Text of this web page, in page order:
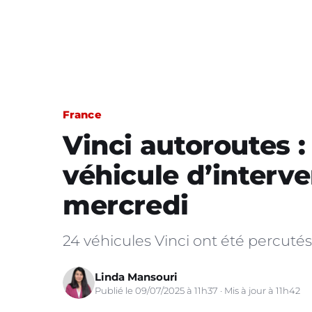
France
Vinci autoroutes
véhicule
mercredi
24 véhicules Vinci ont été
Linda Mansouri
Publié le 09/07/2025 à 11h37 · Mis à jour à 11h42